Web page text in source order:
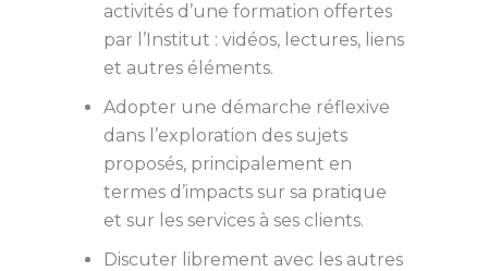
activités d’une formation offertes
par l’Institut : vidéos, lectures, liens
et autres éléments.
Adopter une démarche réflexive
dans l’exploration des sujets
proposés, principalement en
termes d’impacts sur sa pratique
et sur les services à ses clients.
Discuter librement avec les autres